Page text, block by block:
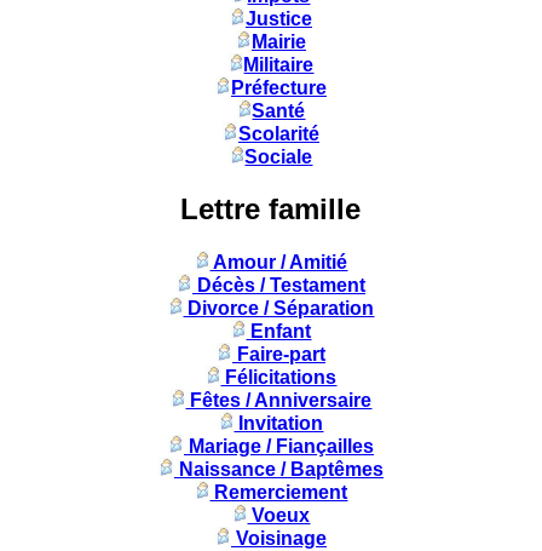
Justice
Mairie
Militaire
Préfecture
Santé
Scolarité
Sociale
Lettre famille
Amour / Amitié
Décès / Testament
Divorce / Séparation
Enfant
Faire-part
Félicitations
Fêtes / Anniversaire
Invitation
Mariage / Fiançailles
Naissance / Baptêmes
Remerciement
Voeux
Voisinage